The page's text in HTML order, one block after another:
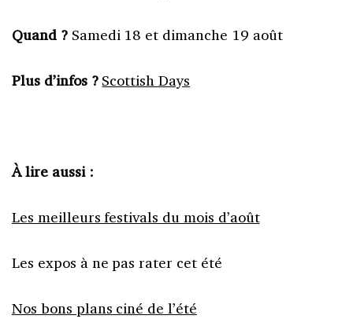
Quand ?Samedi 18 et dimanche 19 août
Plus d’infos ? Scottish Days
À lire aussi :
Les meilleurs festivals du mois d’août
Les expos à ne pas rater cet été
Nos bons plans ciné de l’été